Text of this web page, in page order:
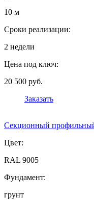
10 м
Сроки реализации:
2 недели
Цена под ключ:
20 500 руб.
Заказать
Секционный профильный
Цвет:
RAL 9005
Фундамент:
грунт